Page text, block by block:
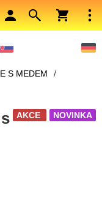
S MEDEM
/
NOVINKA
AKCE